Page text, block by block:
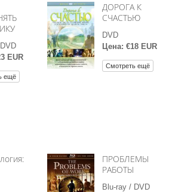
EUR
ещё
ДОРОГА К
СЧАСТЬЮ
DVD
Цена: €18 EUR
Смотреть ещё
ПРОБЛЕМЫ
РАБОТЫ
Blu-ray / DVD